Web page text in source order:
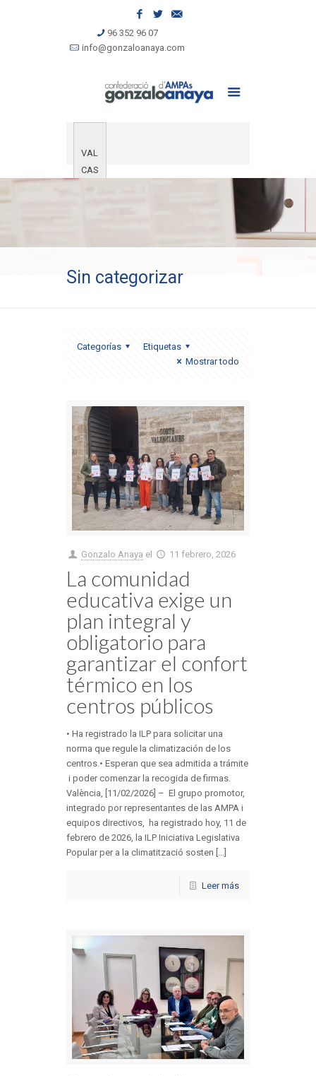
96 352 96 07
info@gonzaloanaya.com
VAL
CAS
Sin categorizar
Categorías
Etiquetas
Mostrar todo
Gonzalo Anaya el 11 febrero, 2026
La comunidad
educativa exige un
plan integral y
obligatorio para
garantizar el confort
térmico en los
centros públicos
• Ha registrado la ILP para solicitar una
norma que regule la climatización de los
centros.• Esperan que sea admitida a trámite
i poder comenzar la recogida de firmas.
València, [11/02/2026] – El grupo promotor,
integrado por representantes de las AMPA i
equipos directivos, ha registrado hoy, 11 de
febrero de 2026, la ILP Iniciativa Legislativa
Popular per a la climatització sosten [...]
Leer más